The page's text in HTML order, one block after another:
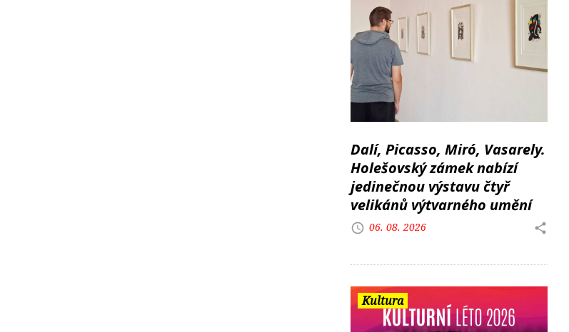
Dalí, Picasso, Miró, Vasarely.
Holešovský zámek nabízí
jedinečnou výstavu čtyř
velikánů výtvarného umění
06. 08. 2026
Kultura